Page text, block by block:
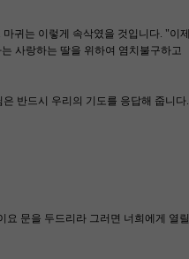
귀는 이렇게 속삭였을 것입니다. "이제
사랑하는 딸을 위하여 염치불구하고
반드시 우리의 기도를 응답해 줍니다.
요 문을 두드리라 그러면 너희에게 열릴